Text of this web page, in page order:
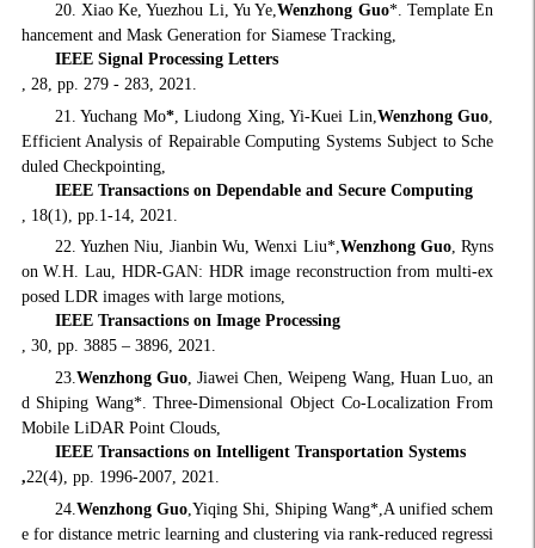
20. Xiao Ke, Yuezhou Li, Yu Ye,Wenzhong Guo*. Template En
hancement and Mask Generation for Siamese Tracking,
IEEE Signal Processing Letters
, 28, pp. 279 - 283, 2021.
21. Yuchang Mo*, Liudong Xing, Yi-Kuei Lin, Wenzhong Guo
Efficient Analysis of Repairable Computing Systems Subject to Sche
duled Checkpointing,
IEEE Transactions on Dependable and Secure Computing
, 18(1), pp.1-14, 2021.
22. Yuzhen Niu, Jianbin Wu, Wenxi Liu*,Wenzhong Guo, Ryns
on W.H. Lau, HDR-GAN: HDR image reconstruction from multi-ex
posed LDR images with large motions,
IEEE Transactions on Image Processing
, 30, pp. 3885 – 3896, 2021.
23. Wenzhong Guo, Jiawei Chen, Weipeng Wang, Huan Luo, an
d Shiping Wang*. Three-Dimensional Object Co-Localization From
Mobile LiDAR Point Clouds,
IEEE Transactions on Intelligent Transportation Systems
,22(4), pp. 1996-2007, 2021.
24. Wenzhong Guo,Yiqing Shi, Shiping Wang*,A unified schem
e for distance metric learning and clustering via rank-reduced regressi